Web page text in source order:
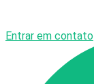
Entrar em contato